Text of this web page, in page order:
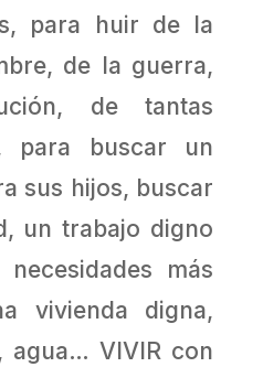
para huir de la
de la guerra,
de tantas
para buscar un
sus hijos, buscar
un trabajo digno
más
vivienda digna,
agua… VIVIR con